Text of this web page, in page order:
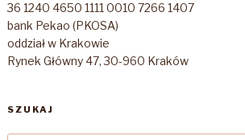
36 1240 4650 1111 0010 7266 1407
bank Pekao (PKOSA)
oddział w Krakowie
Rynek Główny 47, 30-960 Kraków
SZUKAJ